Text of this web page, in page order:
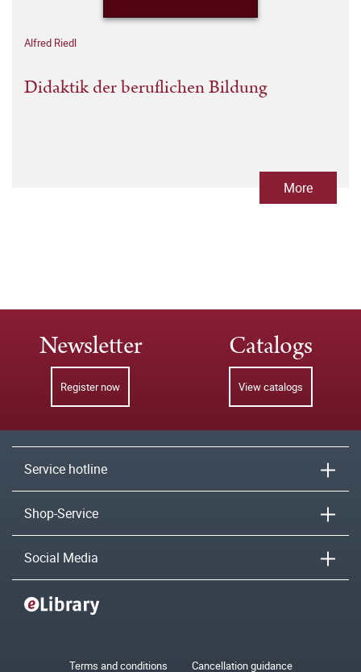
Alfred Riedl
Didaktik der beruflichen Bildung
More
Newsletter
Register now
Catalogs
View catalogs
Service hotline
Shop-Service
Social Media
Terms and conditions Cancellation guidance